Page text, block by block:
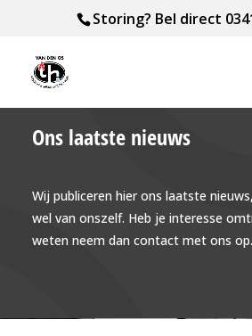
Storing? Bel direct
Ons laatste nieuws
Wij publiceren hier ons laatste
wel van onszelf. Heb je interesse
weten neem dan contact met ons op.